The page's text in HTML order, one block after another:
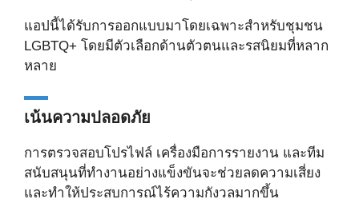
แอปนี้ได้รับการออกแบบมาโดยเฉพาะสำหรับชุมชน
LGBTQ+ โดยมีตัวเลือกด้านตัวตนและรสนิยมที่หลาก
หลาย
เน้นความปลอดภัย
การตรวจสอบโปรไฟล์ เครื่องมือการรายงาน และทีม
สนับสนุนที่ทำงานอย่างแข็งขันจะช่วยลดความเสี่ยง
และทำให้ประสบการณ์ไร้ความกังวลมากขึ้น